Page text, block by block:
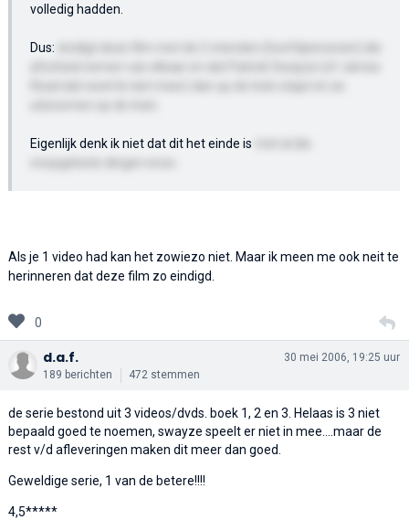
volledig hadden.
Dus:
Eigenlijk denk ik niet dat dit het einde is
Als je 1 video had kan het zowiezo niet. Maar ik meen me ook neit te
herinneren dat deze film zo eindigd.
0
d.a.f.
189 berichten 472 stemmen
30 mei 2006, 19:25 uur
de serie bestond uit 3 videos/dvds. boek 1, 2 en 3. Helaas is 3 niet
bepaald goed te noemen, swayze speelt er niet in mee....maar de
rest v/d afleveringen maken dit meer dan goed.
Geweldige serie, 1 van de betere!!!!
4,5*****